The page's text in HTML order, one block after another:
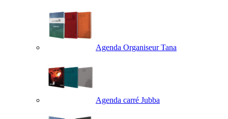
Agenda Organiseur Tana
Agenda carré Jubba